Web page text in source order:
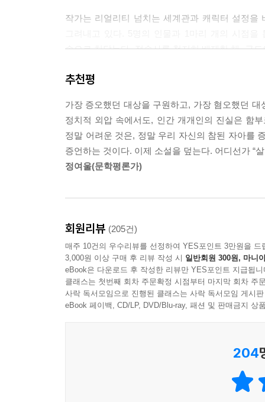
작가는 리얼리티 넘치는 세계관과 캐릭터 설정
속으로 치닫는다. 접속사를 철저히 배제한 채, 극
관한 이야기다.
"독자를 내가 만든 세계에 데려다 놓고 싶다"
전작 《7년의 밤》을 통해서 '기존의 한국문단에
2년 3개월 만에 다시 독자를 찾아왔다. 전작
살아남으려는 주인공들을 묘사하는 작가의 필치
이야기를 끌어와, ‘화양’에 더없이 아름다우나 인
전작들에서 보여줬던, 독자의 많은 사랑을 받
블랙유머와 이야기를 탄탄히 쌓아올려 독자를 끌
인물들을 파탄의 구렁으로 몰아넣어 서사를 가
수도 없었던 재난을 마주한 인간 군상을 다각도
생명의 도덕적 근거, 구원과 희망에 대한 근원적
추천평
가장 증오했던 대상을 구원하고, 가장 혐오했던
정치적 외압 속에서도, 인간 개개인의 진실은 함
정말 어려운 것은, 정말 우리 자신의 참된 자아를
증언하는 것이다. 이제 소설을 덮는다. 어디선가 “
정여울(문학평론가)
회원리뷰 (205건)
매주 10건의 우수리뷰를 선정하여 YES포인트 3만원을 드
3,000원 이상 구매 후 리뷰 작성 시 일반회원 300원, 마니
eBook은 다운로드 후 작성한 리뷰만 YES포인트 지급됩니
클래스는 첫번째 회차 주문확정 시점부터 마지막 회차 주
사락 독서모임으로 진행된 클래스는 사락 독서모임 게시
eBook 페이백, CD/LP, DVD/Blu-ray, 패션 및 판매금지 상
204